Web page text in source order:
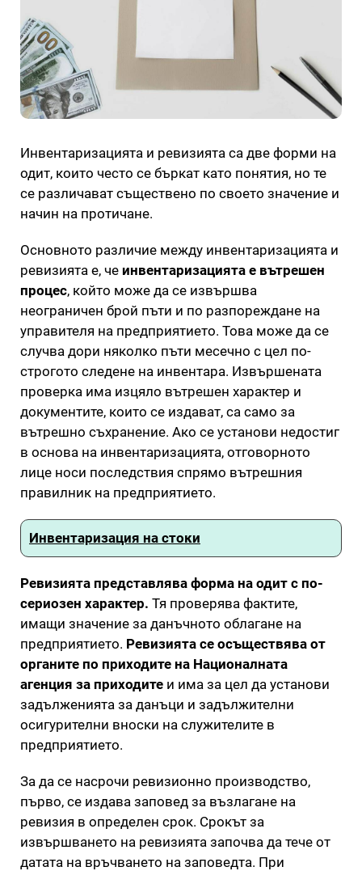
Инвентаризацията и ревизията са две форми на
одит, които често се бъркат като понятия, но те
се различават съществено по своето значение и
начин на протичане.
Основното различие между инвентаризацията и
ревизията е, че инвентаризацията е вътрешен
процес, който може да се извършва
неограничен брой пъти и по разпореждане на
управителя на предприятието. Това може да се
случва дори няколко пъти месечно с цел по-
строгото следене на инвентара. Извършената
проверка има изцяло вътрешен характер и
документите, които се издават, са само за
вътрешно съхранение. Ако се установи недостиг
в основа на инвентаризацията, отговорното
лице носи последствия спрямо вътрешния
правилник на предприятието.
Инвентаризация на стоки
Ревизията представлява форма на одит с по-
сериозен характер. Тя проверява фактите,
имащи значение за данъчното облагане на
предприятието. Ревизията се осъществява от
органите по приходите на Националната
агенция за приходите и има за цел да установи
задълженията за данъци и задължителни
осигурителни вноски на служителите в
предприятието.
За да се насрочи ревизионно производство,
първо, се издава заповед за възлагане на
ревизия в определен срок. Срокът за
извършването на ревизията започва да тече от
датата на връчването на заповедта. При